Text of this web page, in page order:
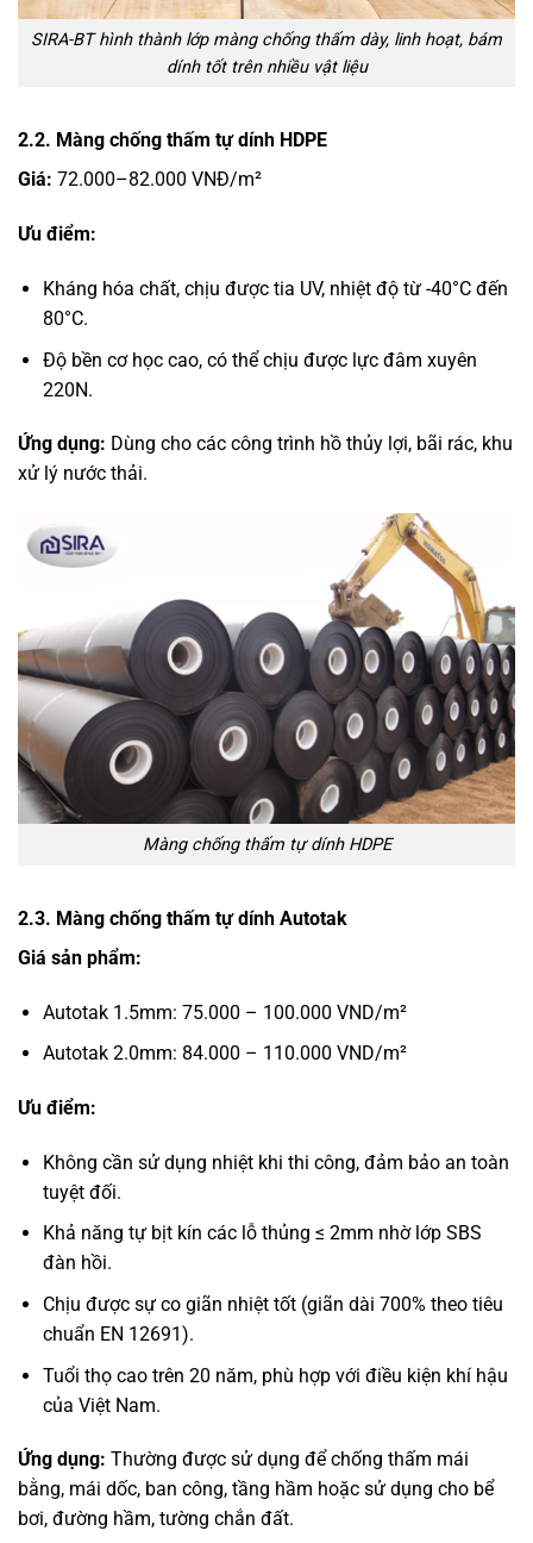
SIRA-BT hình thành lớp màng chống thấm dày, linh hoạt, bám
dính tốt trên nhiều vật liệu
2.2. Màng chống thấm tự dính HDPE
Giá: 72.000–82.000 VNĐ/m²
Ưu điểm:
Kháng hóa chất, chịu được tia UV, nhiệt độ từ -40°C đến
80°C.
Độ bền cơ học cao, có thể chịu được lực đâm xuyên
220N.
Ứng dụng: Dùng cho các công trình hồ thủy lợi, bãi rác, khu
xử lý nước thải.
Màng chống thấm tự dính HDPE
2.3. Màng chống thấm tự dính Autotak
Giá sản phẩm:
Autotak 1.5mm: 75.000 – 100.000 VND/m²
Autotak 2.0mm: 84.000 – 110.000 VND/m²
Ưu điểm:
Không cần sử dụng nhiệt khi thi công, đảm bảo an toàn
tuyệt đối.
Khả năng tự bịt kín các lỗ thủng ≤ 2mm nhờ lớp SBS
đàn hồi.
Chịu được sự co giãn nhiệt tốt (giãn dài 700% theo tiêu
chuẩn EN 12691).
Tuổi thọ cao trên 20 năm, phù hợp với điều kiện khí hậu
của Việt Nam.
Ứng dụng: Thường được sử dụng để chống thấm mái
bằng, mái dốc, ban công, tầng hầm hoặc sử dụng cho bể
bơi, đường hầm, tường chắn đất.